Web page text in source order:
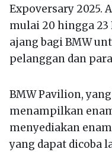
Expoversary 2025.
mulai 20 hingga
ajang bagi BMW
pelanggan dan
BMW Pavilion,
menampilkan
menyediakan
yang dapat dicoba